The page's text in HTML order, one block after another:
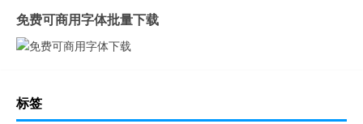
免费可商用字体批量下载
标签